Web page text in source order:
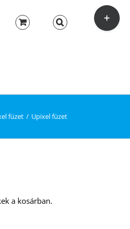
füzet Upixel füzet
a kosárban.
Toggle
Sliding
Bar